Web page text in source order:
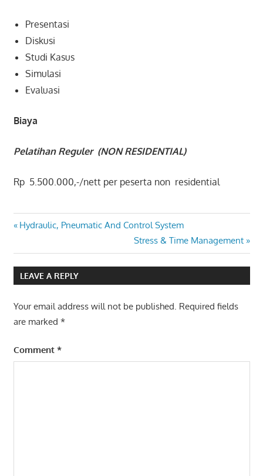
Presentasi
Diskusi
Studi Kasus
Simulasi
Evaluasi
Biaya
Pelatihan Reguler (NON RESIDENTIAL)
Rp 5.500.000,-/nett per peserta non residential
DOCUMENT
CONTROL
SISTEM
Post
navigation
Previous
Hydraulic, Pneumatic And Control System
Next
Post:
Stress & Time Management
LEAVE A REPLY
Your email address will not be published. Required fields
are marked *
Comment *